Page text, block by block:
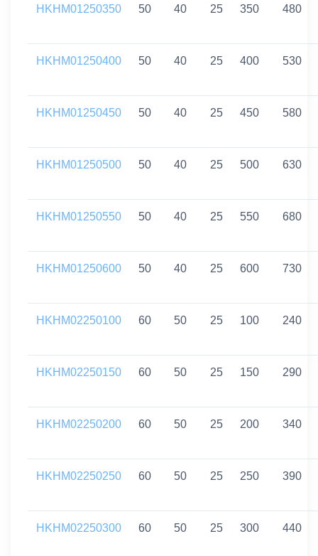
HKHM01250350 50 40 25 350 480
HKHM01250400 50 40 25 400 530
HKHM01250450 50 40 25 450 580
HKHM01250500 50 40 25 500 630
HKHM01250550 50 40 25 550 680
HKHM01250600 50 40 25 600 730
HKHM02250100 60 50 25 100 240
HKHM02250150 60 50 25 150 290
HKHM02250200 60 50 25 200 340
HKHM02250250 60 50 25 250 390
HKHM02250300 60 50 25 300 440